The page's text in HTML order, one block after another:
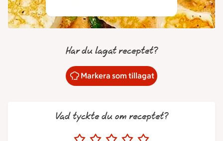
Har du lagat receptet?
Markera som tillagat
Vad tyckte du om receptet?